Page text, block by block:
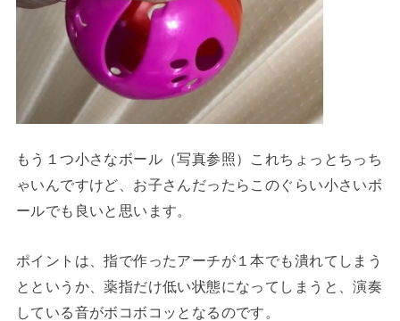
もう１つ小さなボール（写真参照）これちょっとちっち
ゃいんですけど、お子さんだったらこのぐらい小さいボ
ールでも良いと思います。
ポイントは、指で作ったアーチが１本でも潰れてしまう
とというか、薬指だけ低い状態になってしまうと、演奏
している音がボコボコッとなるのです。